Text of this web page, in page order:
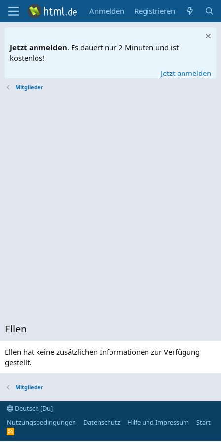
Anmelden Registrieren
Jetzt anmelden. Es dauert nur 2 Minuten und ist
kostenlos!
Jetzt anmelden
Mitglieder
Ellen
Ellen hat keine zusätzlichen Informationen zur Verfügung
gestellt.
Mitglieder
Deutsch [Du]
Nutzungsbedingungen
Datenschutz Hilfe und Impressum Start
R